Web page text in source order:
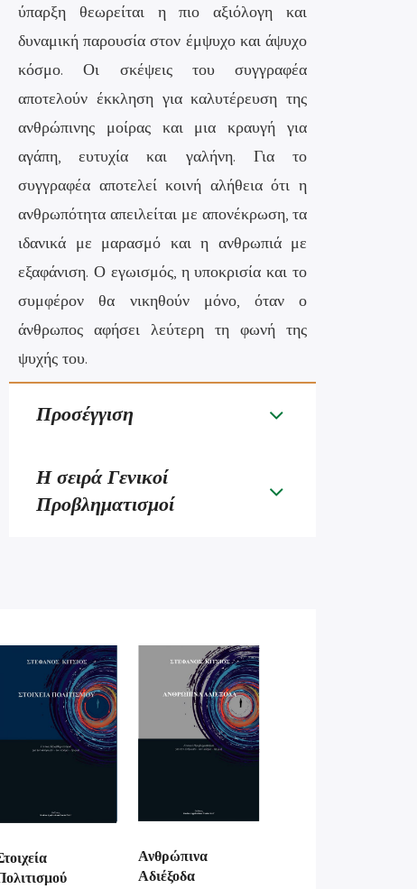
ύπαρξη θεωρείται η πιο αξιόλογη και
δυναμική παρουσία στον έμψυχο και άψυχο
κόσμο. Οι σκέψεις του συγγραφέα
αποτελούν έκκληση για καλυτέρευση της
ανθρώπινης μοίρας και μια κραυγή για
αγάπη, ευτυχία και γαλήνη. Για το
συγγραφέα αποτελεί κοινή αλήθεια ότι η
ανθρωπότητα απειλείται με απονέκρωση, τα
ιδανικά με μαρασμό και η ανθρωπιά με
εξαφάνιση. Ο εγωισμός, η υποκρισία και το
συμφέρον θα νικηθούν μόνο, όταν ο
άνθρωπος αφήσει λεύτερη τη φωνή της
ψυχής του.
Προσέγγιση
Η σειρά Γενικοί
Προβληματισμοί
Ανθρώπινα
Αδιέξοδα